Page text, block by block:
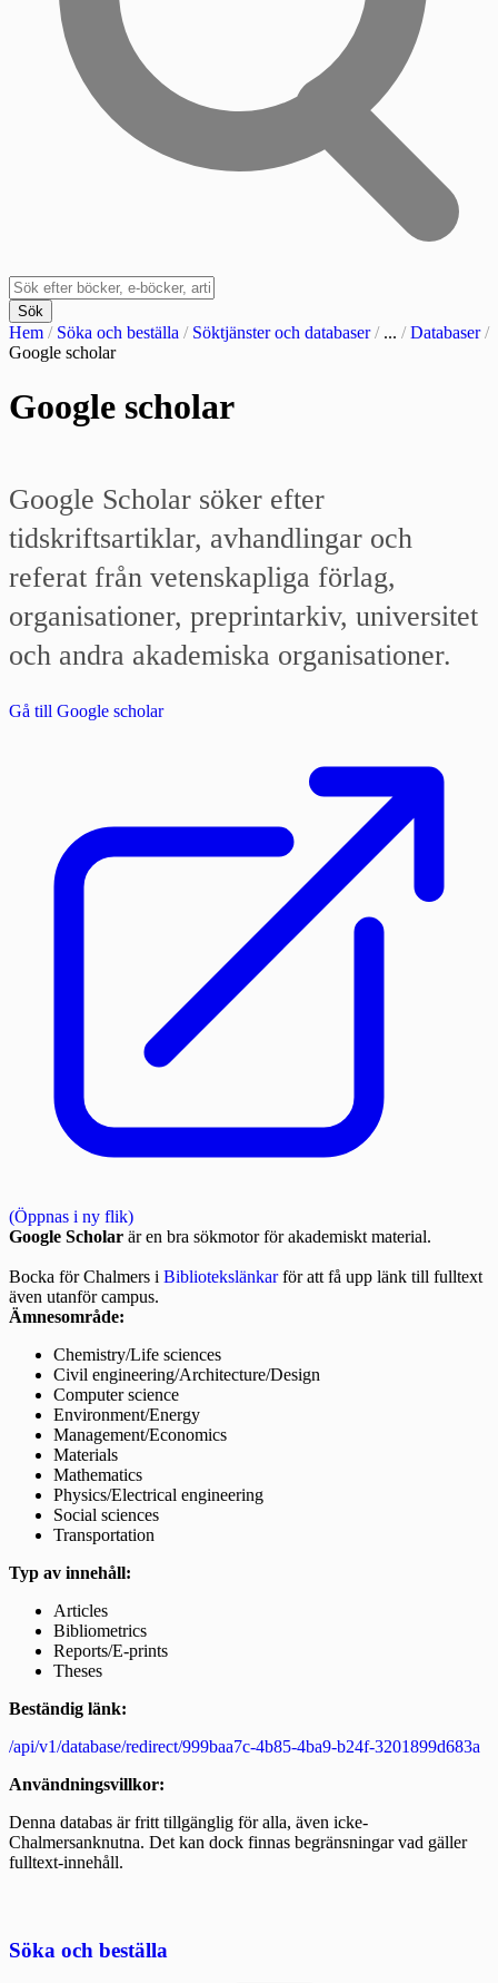
Sök
Hem / Söka och beställa / Söktjänster och databaser / ... /Databaser /
Google scholar
Google scholar
Google Scholar söker efter
tidskriftsartiklar, avhandlingar och
referat från vetenskapliga förlag,
organisationer, preprintarkiv, universitet
och andra akademiska organisationer.
Gå till Google scholar
(Öppnas i ny flik)
Google Scholar är en bra sökmotor för akademiskt material.
Bocka för Chalmers i Bibliotekslänkarför att få upp länk till fulltext
även utanför campus.
Ämnesområde:
Chemistry/Life sciences
Civil engineering/Architecture/Design
Computer science
Environment/Energy
Management/Economics
Materials
Mathematics
Physics/Electrical engineering
Social sciences
Transportation
Typ av innehåll:
Articles
Bibliometrics
Reports/E-prints
Theses
Beständig länk:
/api/v1/database/redirect/999baa7c-4b85-4ba9-b24f-3201899d683a
Användningsvillkor:
Denna databas är fritt tillgänglig för alla, även icke-
Chalmersanknutna. Det kan dock finnas begränsningar vad gäller
fulltext-innehåll.
Söka och beställa